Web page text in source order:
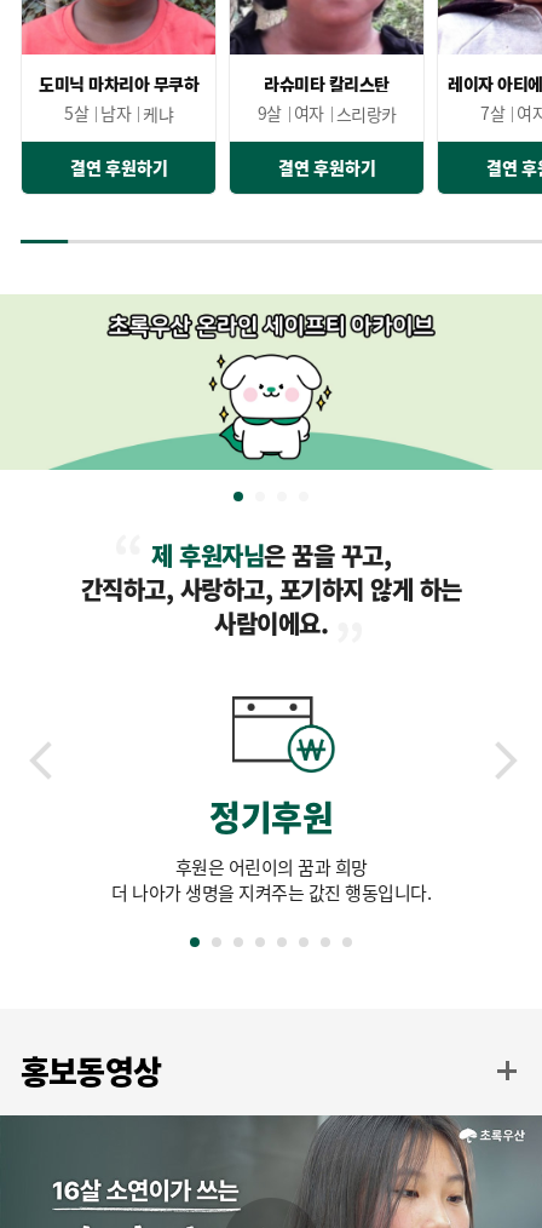
도미닉 마차리아 무쿠하
5살 남자 케냐
결연 후원하기
라슈미타 칼리스탄
9살 여자 스리랑카
결연 후원하기
7살 여
결연 후
제 후원자님은 꿈을 꾸고,
간직하고, 사랑하고, 포기하지 않게 하는
사람이에요.
정기후원
후원은 어린이의 꿈과 희망
더 나아가 생명을 지켜주는 값진 행동입니다.
홍보동영상